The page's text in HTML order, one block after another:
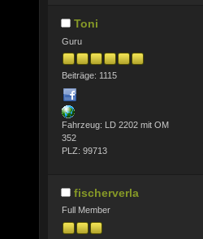
Toni
Guru
Beiträge: 1115
Fahrzeug: LD 2202 mit OM
352
PLZ: 99713
fischerverla
Full Member